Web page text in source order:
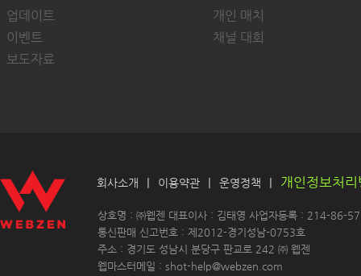
업데이트
이벤트
보도자료
개인 매치
채널 대회
회사소개 | 이용약관 | 운영정책 | 개인정보처
상호명 : ㈜웹젠 대표이사 : 김태영 사업자등록 : 214-86-
통신판매 신고번호 : 제2012-경기성남-0753호
주소 : 경기도 성남시 분당구 판교로 242 ㈜ 웹젠
웹마스터메일 : shot-help@webzen.com